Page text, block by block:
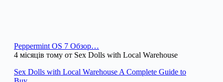
Peppermint OS 7 Обзор…
4 місяців тому от Sex Dolls with Local Warehouse
Sex Dolls with Local Warehouse A Complete Guide to